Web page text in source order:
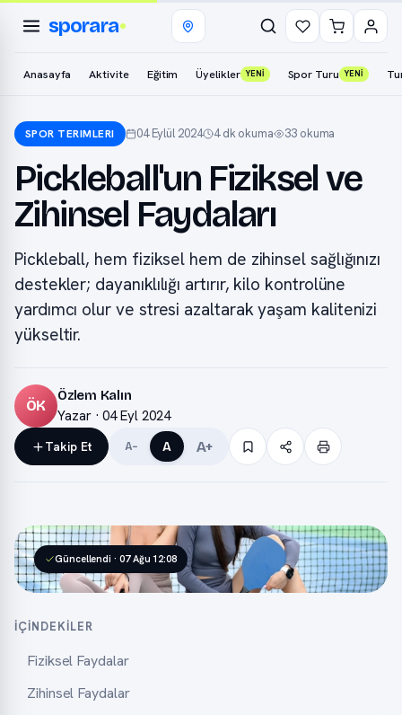
sporara
Anasayfa Aktivite Eğitim Üyelikler YENİ Spor Turu YENİ
SPOR TERIMLERI 04 Eylül 2024 4 dk okuma 33 okuma
Pickleball'un Fiziksel ve
Zihinsel Faydaları
Pickleball, hem fiziksel hem de zihinsel sağlığınızı
destekler; dayanıklılığı artırır, kilo kontrolüne
yardımcı olur ve stresi azaltarak yaşam kalitenizi
yükseltir.
ÖK
Özlem Kalın
Yazar · 04 Eyl 2024
Takip Et A− A A+
Güncellendi · 07 Ağu 12:08
İÇINDEKILER
Fiziksel Faydalar
Zihinsel Faydalar